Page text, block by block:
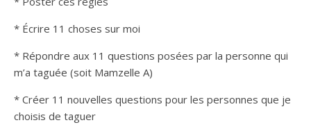
* Écrire 11 choses sur moi
* Répondre aux 11 questions posées par la personne qui
m’a taguée (soit Mamzelle A)
* Créer 11 nouvelles questions pour les personnes que je
choisis de taguer